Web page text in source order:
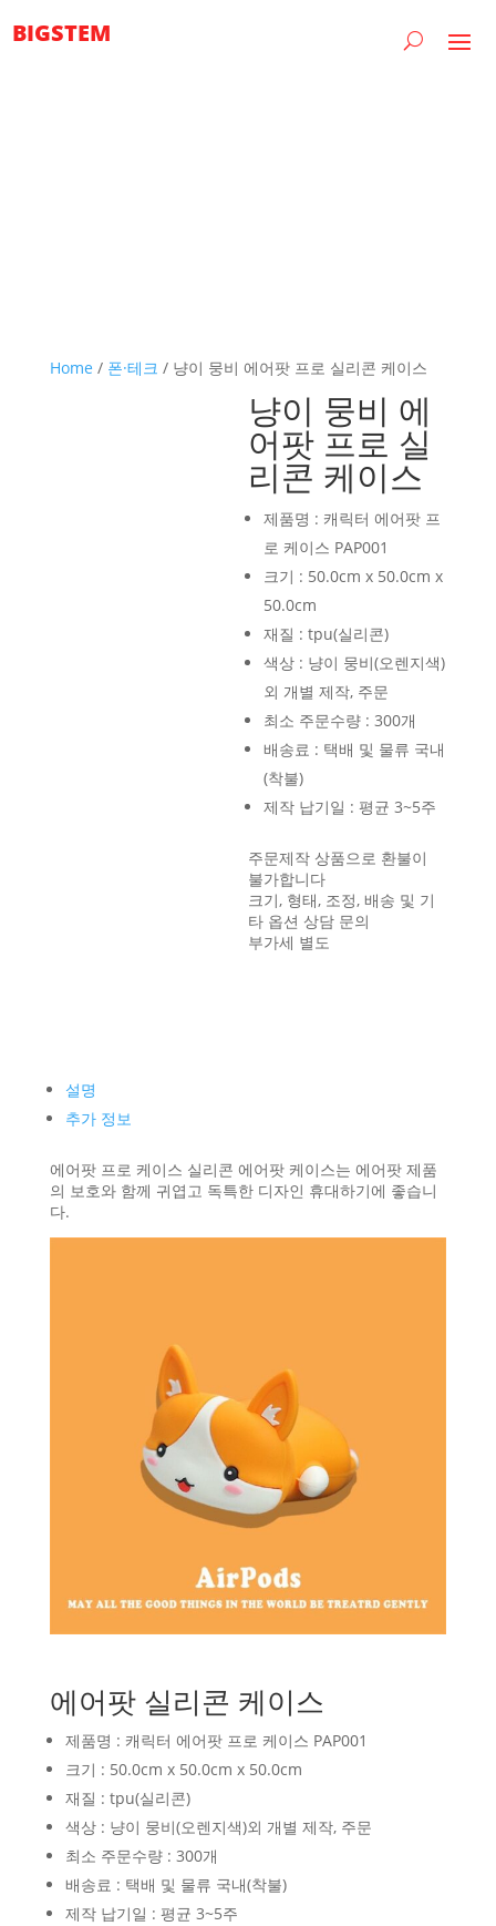
BIGSTEM
Home / 폰·테크 / 냥이 뭉비 에어팟 프로 실리콘 케이스
냥이 뭉비 에
어팟 프로 실
리콘 케이스
제품명 : 캐릭터 에어팟 프
로 케이스 PAP001
크기 : 50.0cm x 50.0cm x
50.0cm
재질 : tpu(실리콘)
색상 : 냥이 뭉비(오렌지색)
외 개별 제작, 주문
최소 주문수량 : 300개
배송료 : 택배 및 물류 국내
(착불)
제작 납기일 : 평균 3~5주
주문제작 상품으로 환불이
불가합니다
크기, 형태, 조정, 배송 및 기
타 옵션 상담 문의
부가세 별도
설명
추가 정보
에어팟 프로 케이스 실리콘 에어팟 케이스는 에어팟 제품
의 보호와 함께 귀엽고 독특한 디자인 휴대하기에 좋습니
다.
에어팟 실리콘 케이스
제품명 : 캐릭터 에어팟 프로 케이스 PAP001
크기 : 50.0cm x 50.0cm x 50.0cm
재질 : tpu(실리콘)
색상 : 냥이 뭉비(오렌지색)외 개별 제작, 주문
최소 주문수량 : 300개
배송료 : 택배 및 물류 국내(착불)
제작 납기일 : 평균 3~5주